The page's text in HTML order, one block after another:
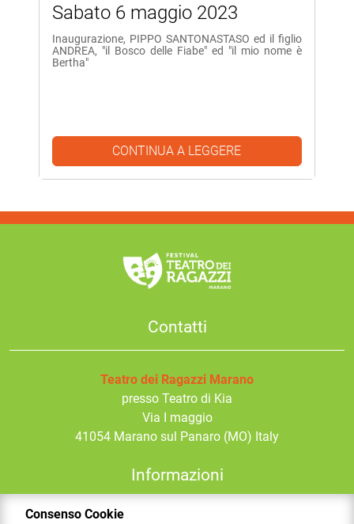
Sabato 6 maggio 2023
Inaugurazione, PIPPO SANTONASTASO ed il figlio
ANDREA, "il Bosco delle Fiabe" ed "il mio nome è
Bertha"
CONTINUA A LEGGERE
Contatti
Teatro dei Ragazzi Marano
presso Teatro di Kia
Via I maggio
41054 Marano sul Panaro (MO) Italy
Informazioni
Consenso Cookie